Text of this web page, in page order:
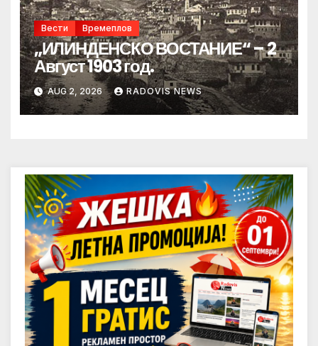
Вести Времеплов
„ИЛИНДЕНСКО ВОСТАНИЕ“ – 2
Август 1903 год.
AUG 2, 2026 RADOVIS NEWS